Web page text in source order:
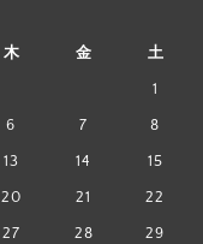
木 金 土
1
6 7 8
13 14 15
20 21 22
27 28 29